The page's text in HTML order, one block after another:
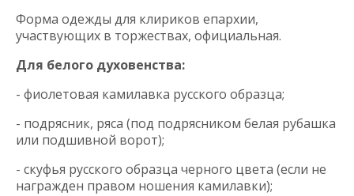
Форма одежды для клириков епархии,
участвующих в торжествах, официальная.
Для белого духовенства:
- фиолетовая камилавка русского образца;
- подрясник, ряса (под подрясником белая рубашка
или подшивной ворот);
- скуфья русского образца черного цвета (если не
награжден правом ношения камилавки);